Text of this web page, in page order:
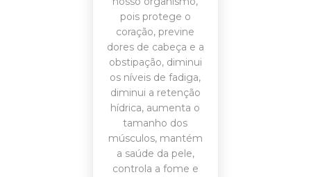
pois protege o
coração, previne
dores de cabeça e a
obstipação, diminui
os níveis de fadiga,
diminui a retenção
hídrica, aumenta o
tamanho dos
músculos, mantém
a saúde da pele,
controla a fome e